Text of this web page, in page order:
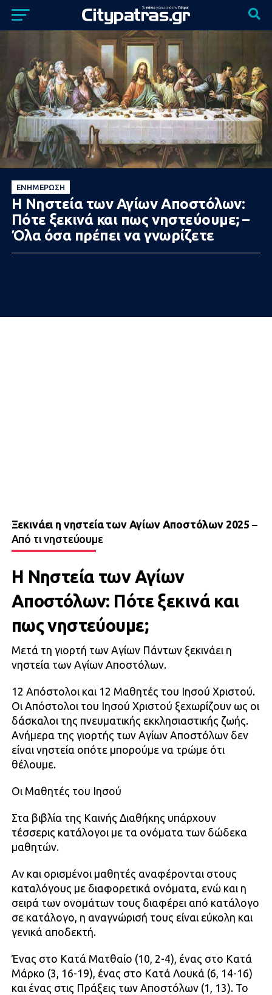
ΕΝΗΜΈΡΩΣΗ
Η Νηστεία των Αγίων Αποστόλων:
Πότε ξεκινά και πως νηστεύουμε; –
Όλα όσα πρέπει να γνωρίζετε
Ξεκινάει η νηστεία των Αγίων Αποστόλων 2025 –
Από τι νηστεύουμε
Η Νηστεία των Αγίων
Αποστόλων: Πότε ξεκινά και
πως νηστεύουμε;
Μετά τη γιορτή των Αγίων Πάντων ξεκινάει η
νηστεία των Αγίων Αποστόλων.
12 Απόστολοι και 12 Μαθητές του Ιησού Χριστού.
Οι Απόστολοι του Ιησού Χριστού ξεχωρίζουν ως οι
δάσκαλοι της πνευματικής εκκλησιαστικής ζωής.
Ανήμερα της γιορτής των Αγίων Αποστόλων δεν
είναι νηστεία οπότε μπορούμε να τρώμε ότι
θέλουμε.
Οι Μαθητές του Ιησού
Στα βιβλία της Καινής Διαθήκης υπάρχουν
τέσσερις κατάλογοι με τα ονόματα των δώδεκα
μαθητών.
Αν και ορισμένοι μαθητές αναφέρονται στους
καταλόγους με διαφορετικά ονόματα, ενώ και η
σειρά των ονομάτων τους διαφέρει από κατάλογο
σε κατάλογο, η αναγνώρισή τους είναι εύκολη και
γενικά αποδεκτή.
Ένας στο Κατά Ματθαίο (10, 2-4), ένας στο Κατά
Μάρκο (3, 16-19), ένας στο Κατά Λουκά (6, 14-16)
και ένας στις Πράξεις των Αποστόλων (1, 13). Το